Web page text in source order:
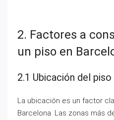
2. Factores a
un piso en
2.1 Ubicación del piso
La ubicación es un factor
Barcelona. Las zonas más